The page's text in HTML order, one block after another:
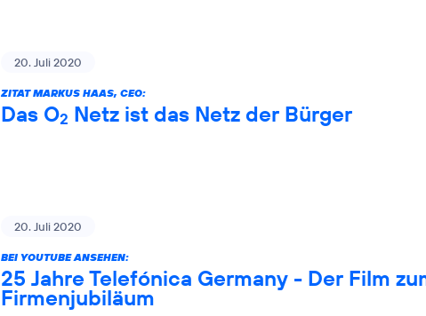
20. Juli 2020
ZITAT MARKUS HAAS, CEO:
Das O2 Netz ist das Netz der Bürger
20. Juli 2020
BEI YOUTUBE ANSEHEN:
25 Jahre Telefónica Germany - Der Film
Firmenjubiläum